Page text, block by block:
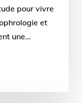
pour vivre
et
une…